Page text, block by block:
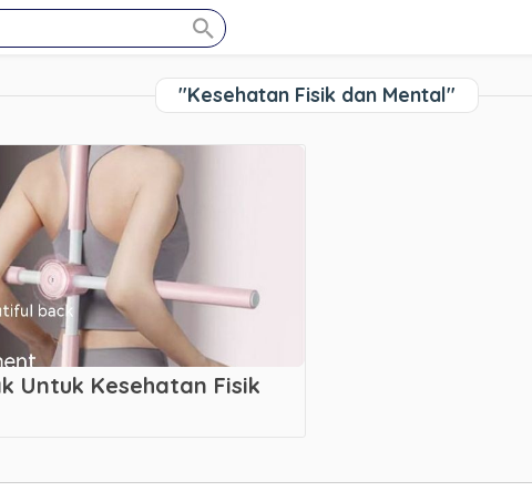
"Kesehatan Fisik dan Mental"
Untuk Kesehatan Fisik